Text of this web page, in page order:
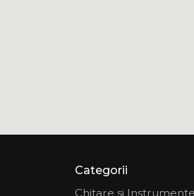
Categorii
Chitare si